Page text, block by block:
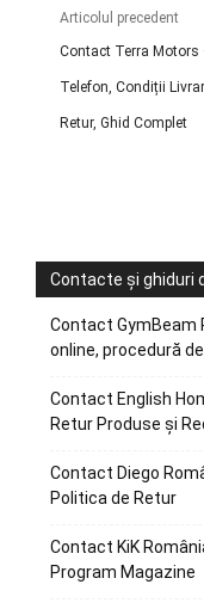
Articolul precedent
Contact Terra Motors
Telefon, Condiții
Retur, Ghid Complet
Contacte și ghiduri
Contact GymBeam
online, procedură
Contact English
Retur Produse și
Contact Diego
Politica de Retur
Contact KiK
Program Magazine